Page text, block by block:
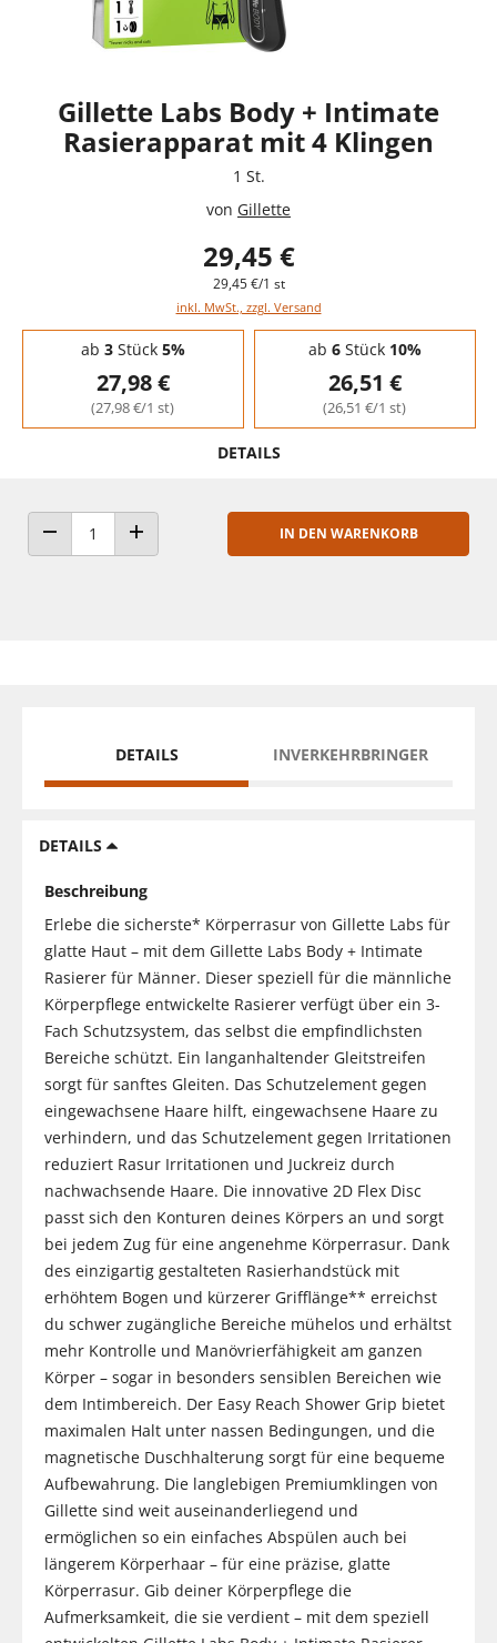
Gillette Labs Body + Intimate
Rasierapparat mit 4 Klingen
1 St.
von Gillette
29,45 €
29,45 €/1 st
inkl. MwSt., zzgl. Versand
Staffelpreise - Mengenrabatt
ab 3Stück 5%
27,98 €
(27,98 €/1 st)
ab 6Stück 10%
26,51 €
(26,51 €/1 st)
DETAILS
ANZAHL VERRINGERNANZAHL ERHÖHEN
IN DEN WARENKORB
DETAILS INVERKEHRBRINGER
DETAILS
Beschreibung
Erlebe die sicherste* Körperrasur von Gillette Labs für
glatte Haut – mit dem Gillette Labs Body + Intimate
Rasierer für Männer. Dieser speziell für die männliche
Körperpflege entwickelte Rasierer verfügt über ein 3-
Fach Schutzsystem, das selbst die empfindlichsten
Bereiche schützt. Ein langanhaltender Gleitstreifen
sorgt für sanftes Gleiten. Das Schutzelement gegen
eingewachsene Haare hilft, eingewachsene Haare zu
verhindern, und das Schutzelement gegen Irritationen
reduziert Rasur Irritationen und Juckreiz durch
nachwachsende Haare. Die innovative 2D Flex Disc
passt sich den Konturen deines Körpers an und sorgt
bei jedem Zug für eine angenehme Körperrasur. Dank
des einzigartig gestalteten Rasierhandstück mit
erhöhtem Bogen und kürzerer Grifflänge** erreichst
du schwer zugängliche Bereiche mühelos und erhältst
mehr Kontrolle und Manövrierfähigkeit am ganzen
Körper – sogar in besonders sensiblen Bereichen wie
dem Intimbereich. Der Easy Reach Shower Grip bietet
maximalen Halt unter nassen Bedingungen, und die
magnetische Duschhalterung sorgt für eine bequeme
Aufbewahrung. Die langlebigen Premiumklingen von
Gillette sind weit auseinanderliegend und
ermöglichen so ein einfaches Abspülen auch bei
längerem Körperhaar – für eine präzise, glatte
Körperrasur. Gib deiner Körperpflege die
Aufmerksamkeit, die sie verdient – mit dem speziell